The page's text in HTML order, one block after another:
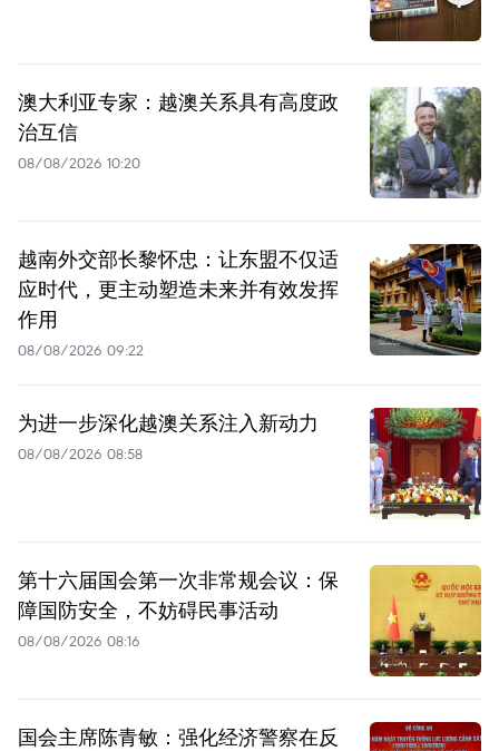
澳大利亚专家：越澳关系具有高度政
治互信
08/08/2026 10:20
越南外交部长黎怀忠：让东盟不仅适
应时代，更主动塑造未来并有效发挥
作用
08/08/2026 09:22
为进一步深化越澳关系注入新动力
08/08/2026 08:58
第十六届国会第一次非常规会议：保
障国防安全，不妨碍民事活动
08/08/2026 08:16
国会主席陈青敏：强化经济警察在反